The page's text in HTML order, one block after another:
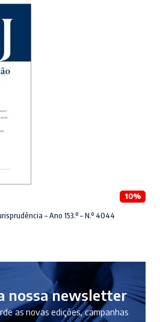
10%
– Ano 153.º – N.º 4044
nossa newsletter
as novas edições, campanhas